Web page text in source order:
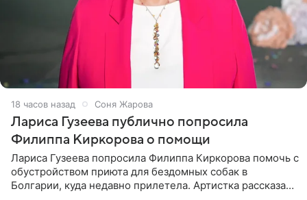
18 часов назад Соня Жарова
Лариса Гузеева публично попросила
Филиппа Киркорова о помощи
Лариса Гузеева попросила Филиппа Киркорова помочь с
обустройством приюта для бездомных собак в
Болгарии, куда недавно прилетела. Артистка рассказала